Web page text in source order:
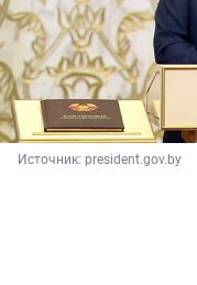
Источник: president.gov.by